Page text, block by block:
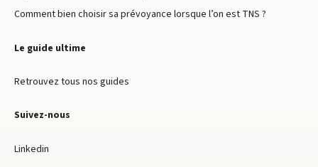
Comment bien choisir sa prévoyance lorsque l’on est TNS ?
Le guide ultime
Retrouvez tous nos guides
Suivez-nous
Linkedin